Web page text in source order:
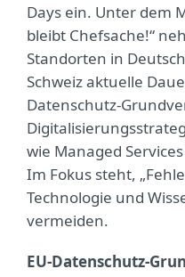
Days ein. Unter dem
bleibt Chefsache!“
Standorten in
Schweiz aktuelle
Datenschutz-
wie Managed
Im Fokus steht,
Technologie und
vermeiden.
EU-Datenschutz-